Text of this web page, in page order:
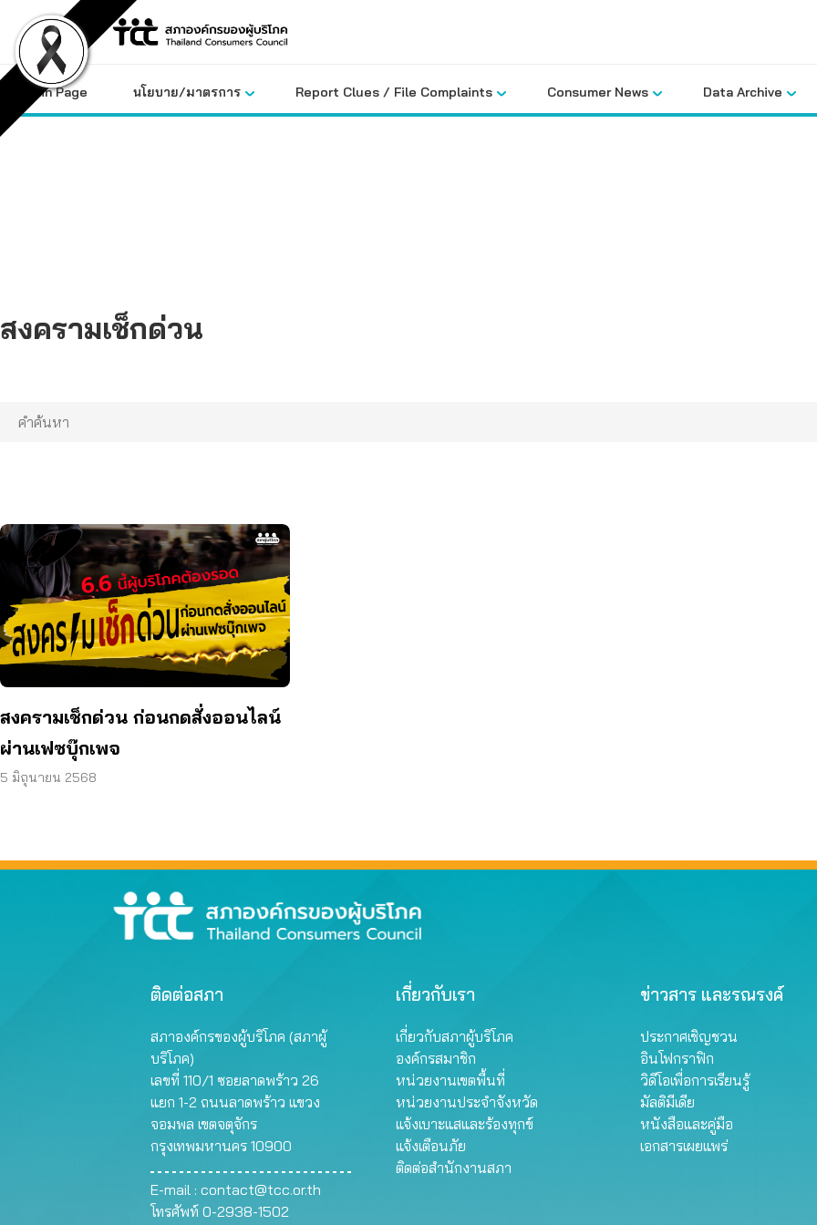
content
Main Page นโยบาย/มาตรการ Report Clues / File Complaints Consumer News Data Archive
สงครามเช็กด่วน
สงครามเช็กด่วน ก่อนกดสั่งออนไลน์
ผ่านเฟซบุ๊กเพจ
5 มิถุนายน 2568
ติดต่อสภา
สภาองค์กรของผู้บริโภค (สภาผู้
บริโภค)
เลขที่ 110/1 ซอยลาดพร้าว 26
แยก 1-2 ถนนลาดพร้าว แขวง
จอมพล เขตจตุจักร
กรุงเทพมหานคร 10900
E-mail : contact@tcc.or.th
โทรศัพท์ 0-2938-1502
เกี่ยวกับเรา
เกี่ยวกับสภาผู้บริโภค
องค์กรสมาชิก
หน่วยงานเขตพื้นที่
หน่วยงานประจำจังหวัด
แจ้งเบาะแสและร้องทุกข์
แจ้งเตือนภัย
ติดต่อสำนักงานสภา
ข่าวสาร และรณรงค์
ประกาศเชิญชวน
อินโฟกราฟิก
วิดีโอเพื่อการเรียนรู้
มัลติมีเดีย
หนังสือและคู่มือ
เอกสารเผยแพร่